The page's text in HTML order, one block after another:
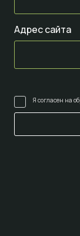
Адрес сайта
Я согласен на